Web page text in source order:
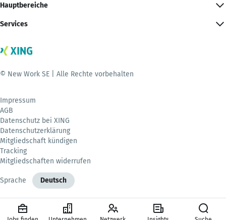
Hauptbereiche
Services
© New Work SE | Alle Rechte vorbehalten
Impressum
AGB
Datenschutz bei XING
Datenschutzerklärung
Mitgliedschaft kündigen
Tracking
Mitgliedschaften widerrufen
Sprache Deutsch